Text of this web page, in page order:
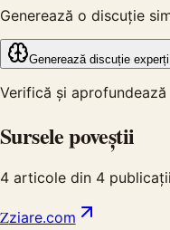
Generează o discuție
Generează discuție experți
Verifică și aprofundează
Sursele poveștii
4 articole din 4
Zziare.com